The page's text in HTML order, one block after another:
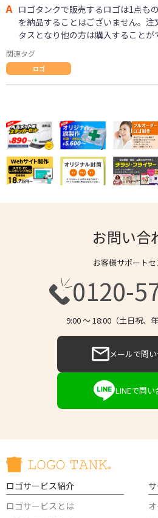
A ロゴタンクで販売するロゴは1点も
を納品することはございません。
タスとなり他の方は購入すること
関連タグ
ロゴ
お問い合
お客様サポート
0120-
9:00 〜 18:00（土日祝、
メールで問
LINEで問い
ロゴサービス紹介
ロゴサービスとは